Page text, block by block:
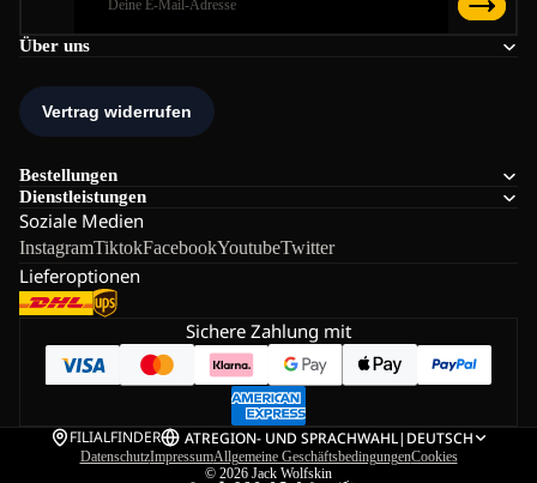
Über uns
Bestellungen
Dienstleistungen
Soziale Medien
InstagramTiktokFacebookYoutubeTwitter
Lieferoptionen
Sichere Zahlung mit
FILIALFINDER ATREGION- UND SPRACHWAHL| DEUTSCH
DatenschutzImpressumAllgemeine GeschäftsbedingungenCookies
© 2026 Jack Wolfskin